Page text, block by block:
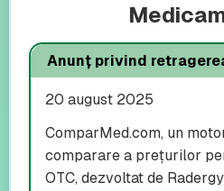
Anunț privind
20 august 2025
ComparMed.com, un
comparare a prețurilor
OTC, dezvoltat de